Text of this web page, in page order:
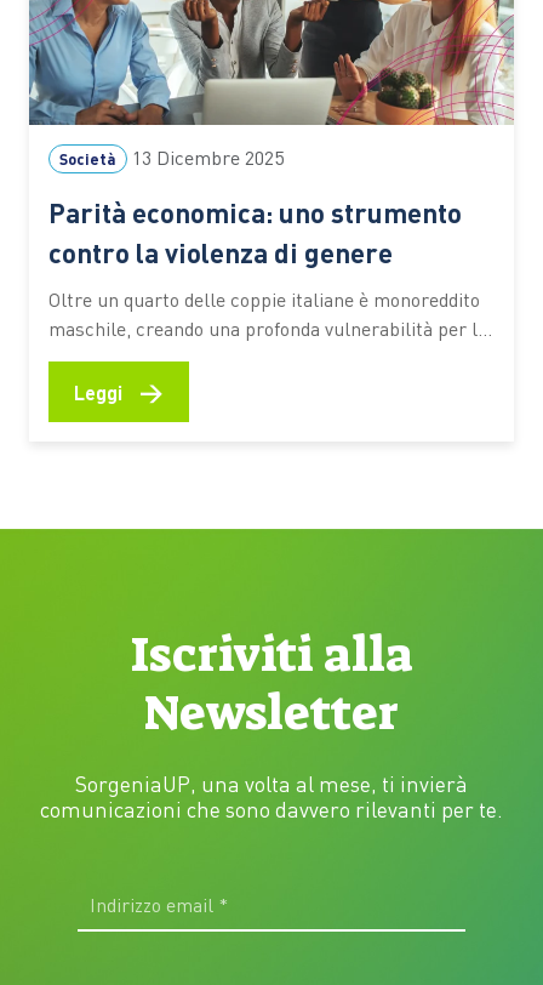
Società 13 Dicembre 2025
Parità economica: uno strumento
contro la violenza di genere
Oltre un quarto delle coppie italiane è monoreddito
maschile, creando una profonda vulnerabilità per le
donne. Garantire libertà e sicurezza significa prima
di tutto assicurare l’indipendenza finanziaria La
Leggi →
Iscriviti alla
Newsletter
SorgeniaUP, una volta al mese, ti invierà
comunicazioni che sono davvero rilevanti per te.